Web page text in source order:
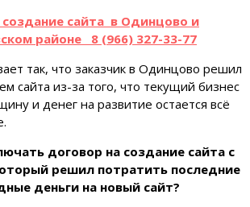
создание сайта в Одинцово и
районе 8 (966) 327-33-77
так, что заказчик в Одинцово решил
сайта из-за того, что текущий бизнес
и денег на развитие остается всё
договор на создание сайта с
решил потратить последние
деньги на новый сайт?